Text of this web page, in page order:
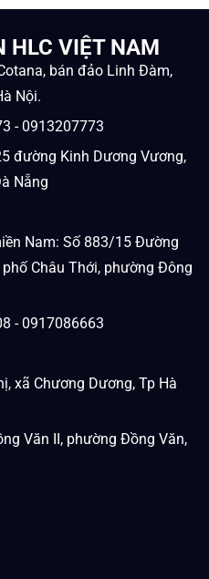
HLC VIỆT NAM
bán đảo Linh Đàm,
Nội.
- 0913207773
đường Kinh Dương Vương,
Nẵng
Nam: Số 883/15 Đường
Châu Thới, phường Đông
- 0917086663
xã Chương Dương, Tp Hà
Văn II, phường Đồng Văn,